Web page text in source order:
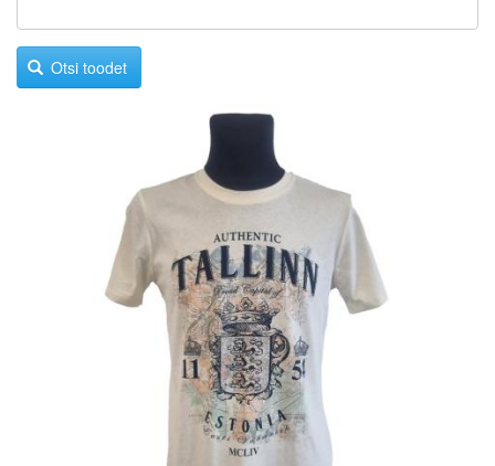
Otsi toodet